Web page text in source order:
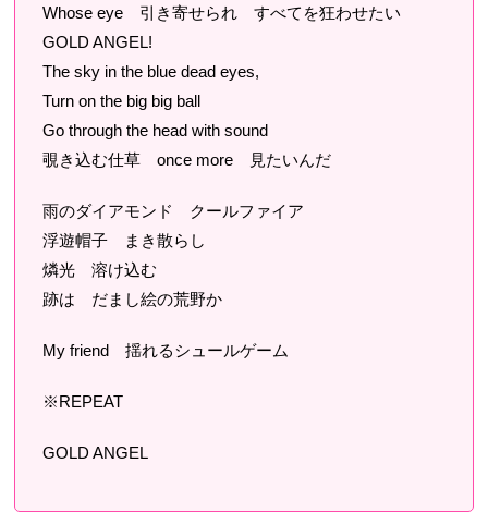
Whose eye 引き寄せられ すべてを狂わせたい
GOLD ANGEL!
The sky in the blue dead eyes,
Turn on the big big ball
Go through the head with sound
覗き込む仕草 once more 見たいんだ
雨のダイアモンド クールファイア
浮遊帽子 まき散らし
燐光 溶け込む
跡は だまし絵の荒野か
My friend 揺れるシュールゲーム
※REPEAT
GOLD ANGEL